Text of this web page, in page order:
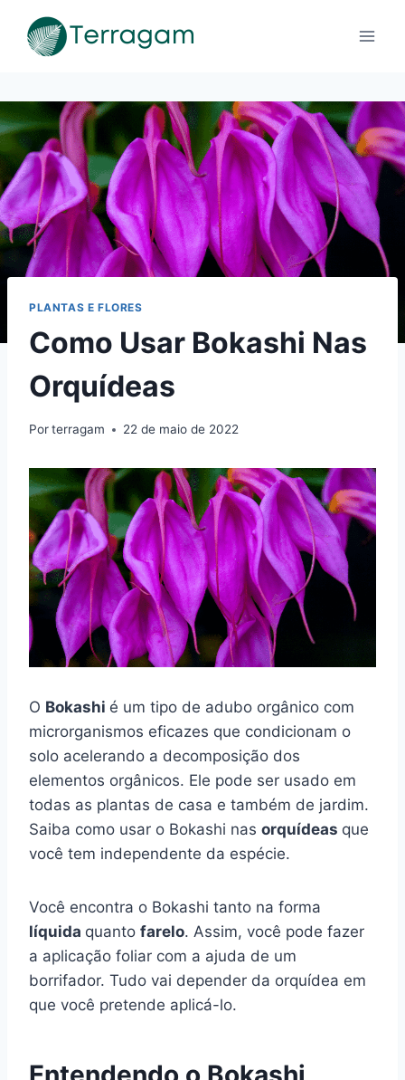
para
PLANTAS E FLORES
Como Usar Bokashi Nas
Orquídeas
Porterragam 22 de maio de 2022
O Bokashi é um tipo de adubo orgânico com
microrganismos eficazes que condicionam o
solo acelerando a decomposição dos
elementos orgânicos. Ele pode ser usado em
todas as plantas de casa e também de jardim.
Saiba como usar o Bokashi nas orquídeas que
você tem independente da espécie.
Você encontra o Bokashi tanto na forma
líquida quanto farelo. Assim, você pode fazer
a aplicação foliar com a ajuda de um
borrifador. Tudo vai depender da orquídea em
que você pretende aplicá-lo.